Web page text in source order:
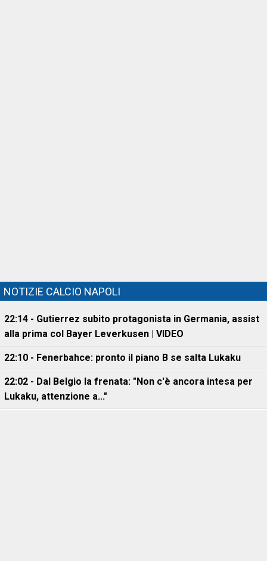
NOTIZIE CALCIO NAPOLI
22:14 - Gutierrez subito protagonista in Germania, assist
alla prima col Bayer Leverkusen | VIDEO
22:10 - Fenerbahce: pronto il piano B se salta Lukaku
22:02 - Dal Belgio la frenata: "Non c'è ancora intesa per
Lukaku, attenzione a..."